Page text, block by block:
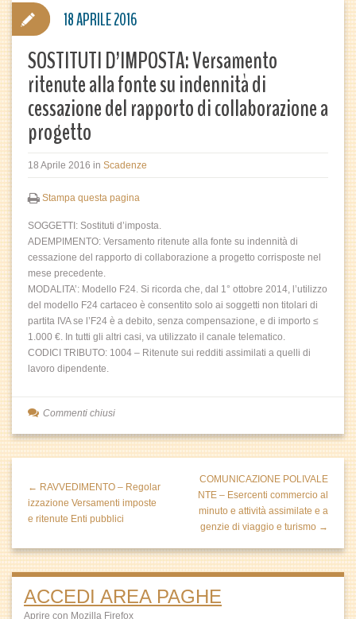
SOSTITUTI D’IMPOSTA: Versamento
ritenute alla fonte su indennità di
cessazione del rapporto di collaborazione a
progetto
18 Aprile 2016 in Scadenze
Stampa questa pagina
SOGGETTI: Sostituti d’imposta.
ADEMPIMENTO: Versamento ritenute alla fonte su indennità di
cessazione del rapporto di collaborazione a progetto corrisposte nel
mese precedente.
MODALITA’: Modello F24. Si ricorda che, dal 1° ottobre 2014, l’utilizzo
del modello F24 cartaceo è consentito solo ai soggetti non titolari di
partita IVA se l’F24 è a debito, senza compensazione, e di importo ≤
1.000 €. In tutti gli altri casi, va utilizzato il canale telematico.
CODICI TRIBUTO: 1004 – Ritenute sui redditi assimilati a quelli di
lavoro dipendente.
18 APRILE 2016
Commenti chiusi
← RAVVEDIMENTO – Regolar
izzazione Versamenti imposte
e ritenute Enti pubblici
COMUNICAZIONE POLIVALE
NTE – Esercenti commercio al
minuto e attività assimilate e a
genzie di viaggio e turismo →
ACCEDI AREA PAGHE
Aprire con Mozilla Firefox